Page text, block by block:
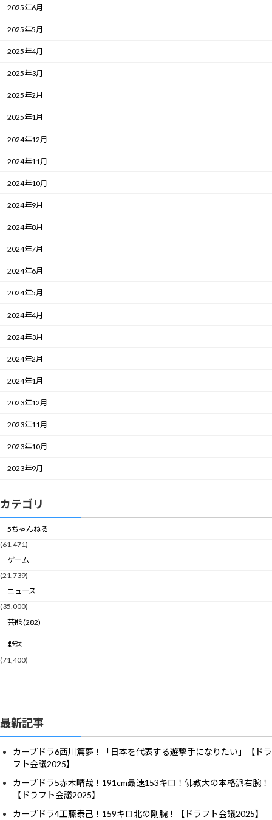
2025年6月
2025年5月
2025年4月
2025年3月
2025年2月
2025年1月
2024年12月
2024年11月
2024年10月
2024年9月
2024年8月
2024年7月
2024年6月
2024年5月
2024年4月
2024年3月
2024年2月
2024年1月
2023年12月
2023年11月
2023年10月
2023年9月
カテゴリ
5ちゃんねる
(61,471)
ゲーム
(21,739)
ニュース
(35,000)
芸能 (282)
野球
(71,400)
最新記事
カープドラ6西川篤夢！「日本を代表する遊撃手になりたい」【ドラ
フト会議2025】
カープドラ5赤木晴哉！191cm最速153キロ！佛教大の本格派右腕！
【ドラフト会議2025】
カープドラ4工藤泰己！159キロ北の剛腕！【ドラフト会議2025】